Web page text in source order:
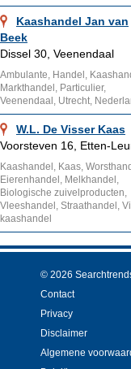
Kaashandel Jan van
Beek
Dissel 30, Veenendaal
Ambulante, Handel,
Markthandel, Particulier,
Veenendaal, Utrecht,
W.L. De Visser Kaas
Voorsteven 16, Etten-
Kaashandel, Kaas,
Eierenhandel, Melkhandel,
Biologische zuivelproducten,
Vleeshandel, Straathandel,
kaashandel
© 2026
Contact
Privacy
Disclaimer
Algemene